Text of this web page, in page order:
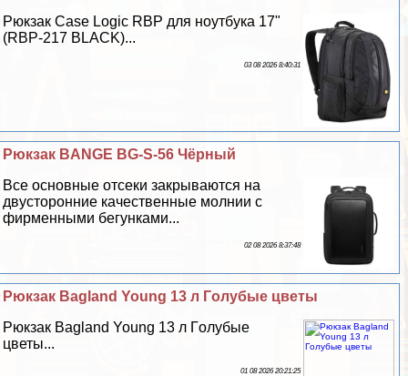
Рюкзак Case Logic RBP для ноутбука 17"
(RBP-217 BLACK)...
03 08 2026 8:40:31
Рюкзак BANGE BG-S-56 Чёрный
Все основные отсеки закрываются на
двусторонние качественные молнии с
фирменными бегунками...
02 08 2026 8:37:48
Рюкзак Bagland Young 13 л Гoлyбые цветы
Рюкзак Bagland Young 13 л Гoлyбые
цветы...
01 08 2026 20:21:25